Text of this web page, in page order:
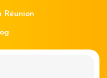
Réunion